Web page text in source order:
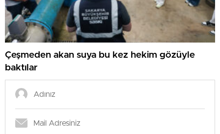
Çeşmeden akan suya bu kez hekim gözüyle
baktılar